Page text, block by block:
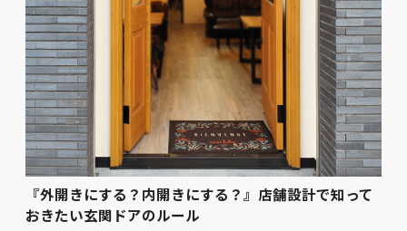
『外開きにする？内開きにする？』店舗設計で知って
おきたい玄関ドアのルール